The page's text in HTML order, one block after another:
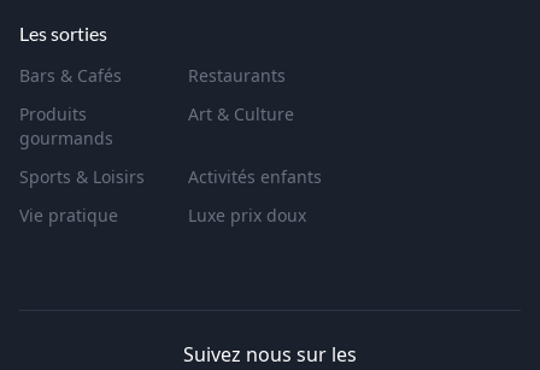
Les sorties
Bars & Cafés
Restaurants
Produits
gourmands
Art & Culture
Sports & Loisirs
Activités enfants
Vie pratique
Luxe prix doux
Suivez nous sur les